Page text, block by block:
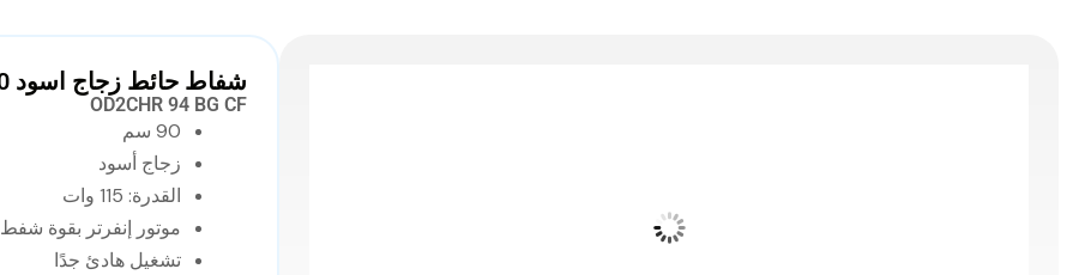
شفاط حائط زجاج اسود 90 سم
OD2CHR 94 BG CF
90 سم
زجاج أسود
القدرة: 115 وات
موتور إنفرتر بقوة شفط 850 م³/ساعة
تشغيل هادئ جدًا